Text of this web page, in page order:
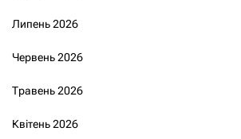
Липень 2026
Червень 2026
Травень 2026
Квітень 2026